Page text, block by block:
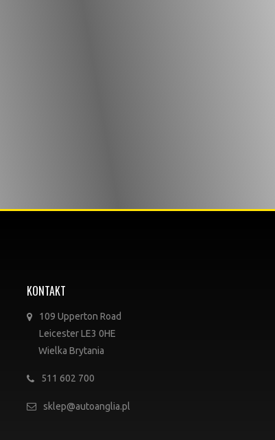
KONTAKT
109 Upperton Road
Leicester LE3 0HE
Wielka Brytania
511 602 700
sklep@autoanglia.pl